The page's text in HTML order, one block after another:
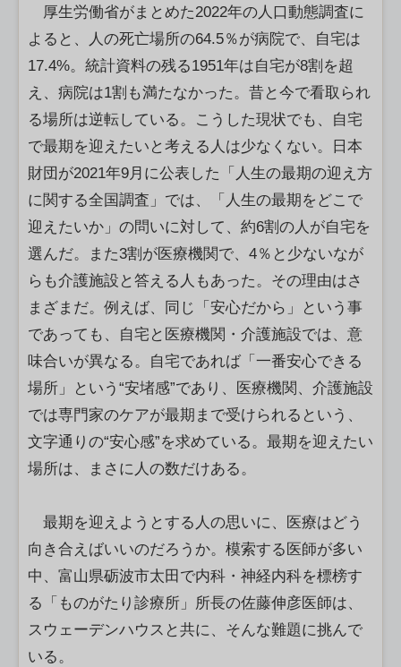
厚生労働省がまとめた2022年の人口動態調査に
よると、人の死亡場所の64.5％が病院で、自宅は
17.4%。統計資料の残る1951年は自宅が8割を超
え、病院は1割も満たなかった。昔と今で看取られ
る場所は逆転している。こうした現状でも、自宅
で最期を迎えたいと考える人は少なくない。日本
財団が2021年9月に公表した「人生の最期の迎え方
に関する全国調査」では、「人生の最期をどこで
迎えたいか」の問いに対して、約6割の人が自宅を
選んだ。また3割が医療機関で、4％と少ないなが
らも介護施設と答える人もあった。その理由はさ
まざまだ。例えば、同じ「安心だから」という事
であっても、自宅と医療機関・介護施設では、意
味合いが異なる。自宅であれば「一番安心できる
場所」という“安堵感”であり、医療機関、介護施設
では専門家のケアが最期まで受けられるという、
文字通りの“安心感”を求めている。最期を迎えたい
場所は、まさに人の数だけある。
最期を迎えようとする人の思いに、医療はどう
向き合えばいいのだろうか。模索する医師が多い
中、富山県砺波市太田で内科・神経内科を標榜す
る「ものがたり診療所」所長の佐藤伸彦医師は、
スウェーデンハウスと共に、そんな難題に挑んで
いる。